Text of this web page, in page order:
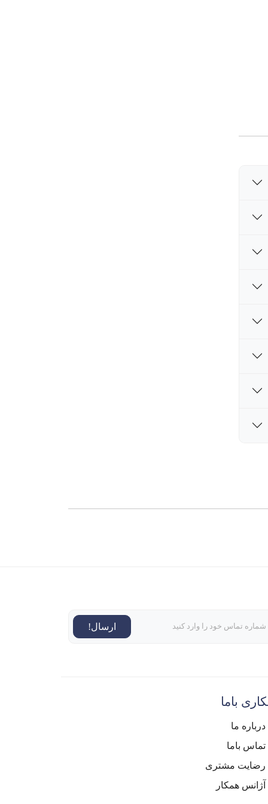
ارسال!
باما
درباره ما
تماس باما
رضایت مشتری
آژانس همکار